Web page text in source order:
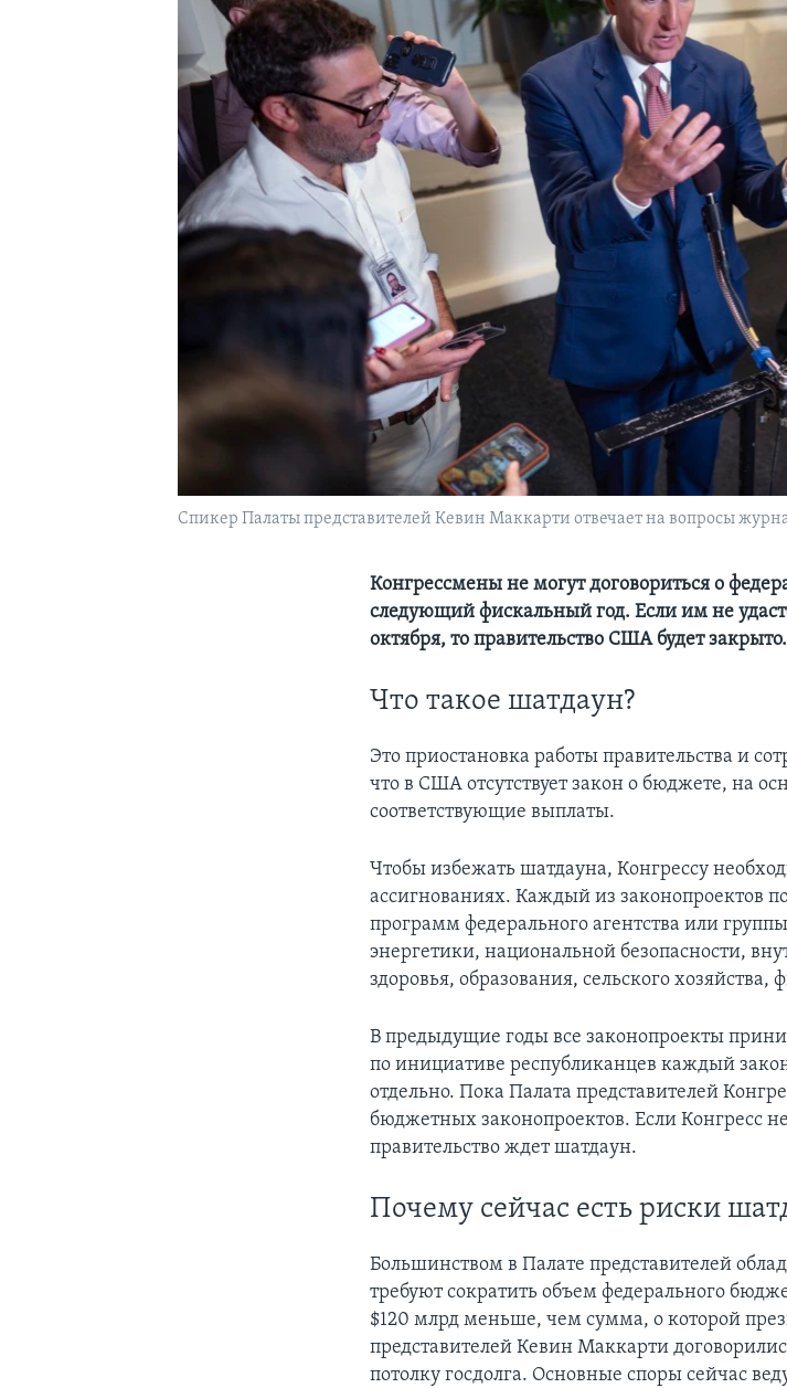
Cпикер Палаты представителей Кевин Маккарти отвечает на вопросы
Конгрессмены не могут договориться о
следующий фискальный год. Если им не
октября, то правительство США будет закрыто.
Что такое шатдаун?
Это приостановка работы правительства и
что в США отсутствует закон о бюджете, на
соответствующие выплаты.
Чтобы избежать шатдауна, Конгрессу
ассигнованиях. Каждый из законопроектов
программ федерального агентства или
энергетики, национальной безопасности,
здоровья, образования, сельского
В предыдущие годы все законопроекты
по инициативе республиканцев каждый
отдельно. Пока Палата представителей
бюджетных законопроектов. Если Конгресс
правительство ждет шатдаун.
Почему сейчас есть риски
Большинством в Палате представителей
требуют сократить объем федерального
$120 млрд меньше, чем сумма, о которой
представителей Кевин Маккарти
потолку госдолга. Основные споры сейчас